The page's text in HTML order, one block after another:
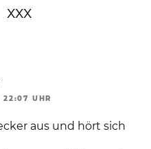
xxx
22:07 UHR
aus und hört sich